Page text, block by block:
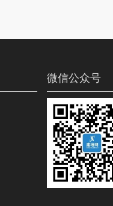
微信公众号